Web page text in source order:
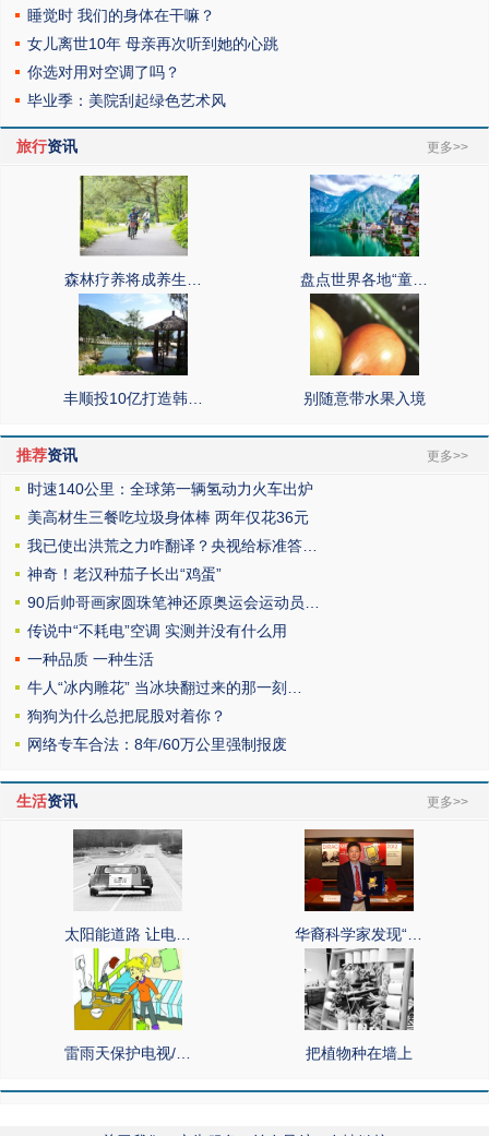
睡觉时 我们的身体在干嘛？
女儿离世10年 母亲再次听到她的心跳
你选对用对空调了吗？
毕业季：美院刮起绿色艺术风
旅行资讯 更多>>
森林疗养将成养生… 盘点世界各地“童…
丰顺投10亿打造韩… 别随意带水果入境
推荐资讯 更多>>
时速140公里：全球第一辆氢动力火车出炉
美高材生三餐吃垃圾身体棒 两年仅花36元
我已使出洪荒之力咋翻译？央视给标准答…
神奇！老汉种茄子长出“鸡蛋”
90后帅哥画家圆珠笔神还原奥运会运动员…
传说中“不耗电”空调 实测并没有什么用
一种品质 一种生活
牛人“冰内雕花” 当冰块翻过来的那一刻…
狗狗为什么总把屁股对着你？
网络专车合法：8年/60万公里强制报废
生活资讯 更多>>
太阳能道路 让电… 华裔科学家发现“…
雷雨天保护电视/… 把植物种在墙上